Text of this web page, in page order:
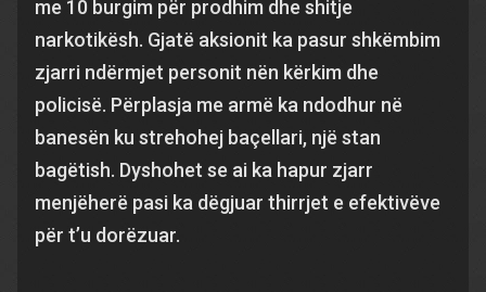
me 10 burgim për prodhim dhe shitje
narkotikësh. Gjatë aksionit ka pasur shkëmbim
zjarri ndërmjet personit nën kërkim dhe
policisë. Përplasja me armë ka ndodhur në
banesën ku strehohej baçellari, një stan
bagëtish. Dyshohet se ai ka hapur zjarr
menjëherë pasi ka dëgjuar thirrjet e efektivëve
për t’u dorëzuar.